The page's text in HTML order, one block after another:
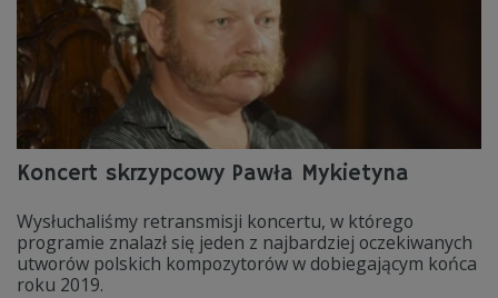
Koncert skrzypcowy Pawła Mykietyna
Wysłuchaliśmy retransmisji koncertu, w którego
programie znalazł się jeden z najbardziej oczekiwanych
utworów polskich kompozytorów w dobiegającym końca
roku 2019.